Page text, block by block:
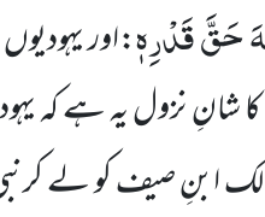
حَقَّ قَدْرِهٖ:اور
نزول یہ ہے کہ
ابنِ صیف کو لے